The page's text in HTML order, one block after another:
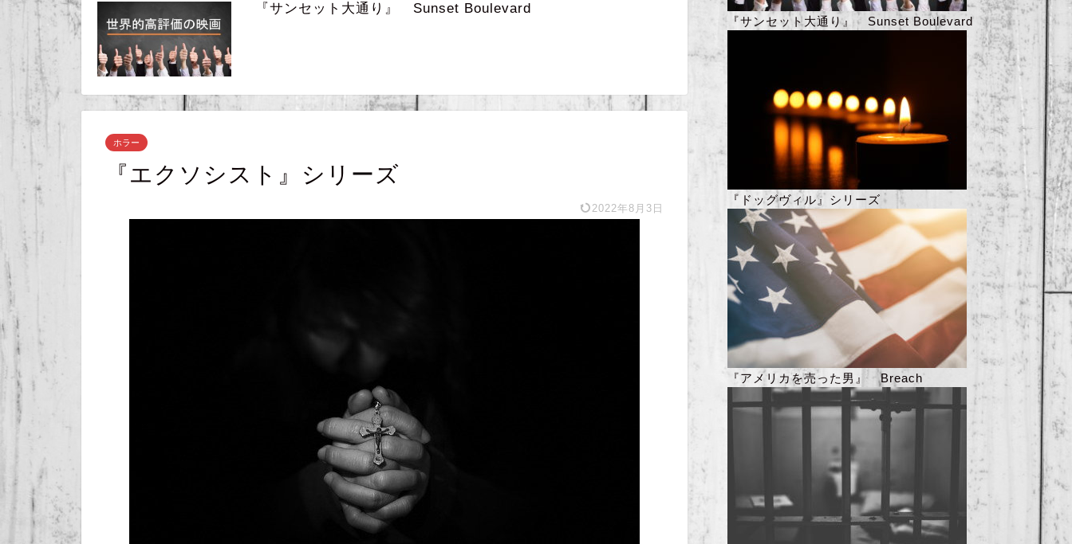
『サンセット大通り』 Sunset Boulevard
ホラー
『エクソシスト』シリーズ
2022年8月3日
『サンセット大通り』 Sunset Boulevard
『ドッグヴィル』シリーズ
『アメリカを売った男』 Breach